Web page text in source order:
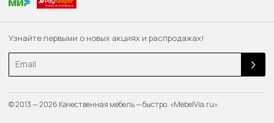
Узнайте первыми о новых акциях и распродажах!
Email
© 2013 — 2026 Качественная мебель — быстро. «MebelVia.ru»